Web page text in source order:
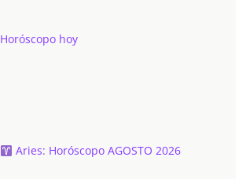
Horóscopo hoy
Aries: Horóscopo AGOSTO 2026